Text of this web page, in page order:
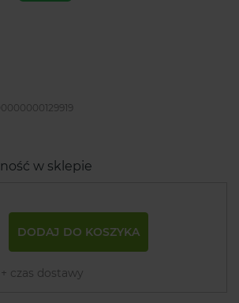
w sklepie
DODAJ DO KOSZYKA
czas dostawy